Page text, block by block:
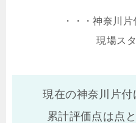
・・・神奈川
現場ス
現在の神奈川片
累計評価点は点